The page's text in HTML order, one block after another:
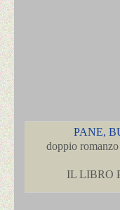
PANE,
doppio
IL LIBRO